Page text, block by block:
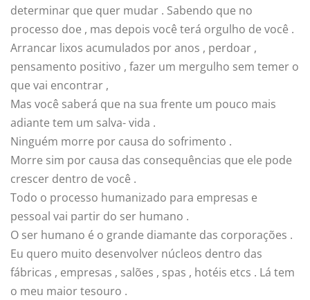
determinar que quer mudar . Sabendo que no
processo doe , mas depois você terá orgulho de você .
Arrancar lixos acumulados por anos , perdoar ,
pensamento positivo , fazer um mergulho sem temer o
que vai encontrar ,
Mas você saberá que na sua frente um pouco mais
adiante tem um salva- vida .
Ninguém morre por causa do sofrimento .
Morre sim por causa das consequências que ele pode
crescer dentro de você .
Todo o processo humanizado para empresas e
pessoal vai partir do ser humano .
O ser humano é o grande diamante das corporações .
Eu quero muito desenvolver núcleos dentro das
fábricas , empresas , salões , spas , hotéis etcs . Lá tem
o meu maior tesouro .